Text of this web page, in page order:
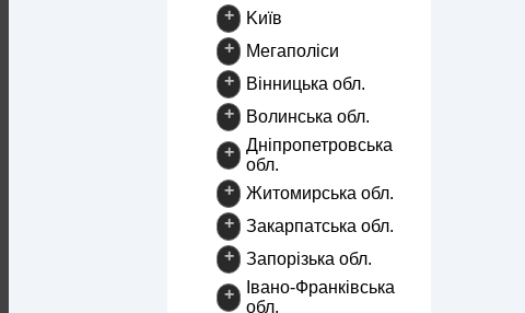
+
Kиїв
+
Mегаполіси
+
Вінницька обл.
+
Волинська обл.
+
Дніпропетровська
обл.
+
Житомирська обл.
+
Закарпатська обл.
+
Запорізька обл.
+
Івано-Франківська
обл.